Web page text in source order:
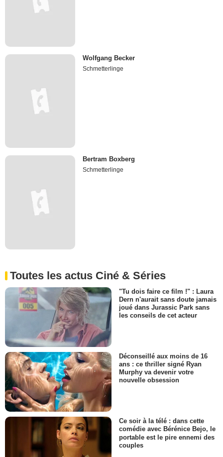
Wolfgang Becker
Schmetterlinge
Bertram Boxberg
Schmetterlinge
Toutes les actus Ciné & Séries
"Tu dois faire ce film !" : Laura
Dern n'aurait sans doute jamais
joué dans Jurassic Park sans
les conseils de cet acteur
Déconseillé aux moins de 16
ans : ce thriller signé Ryan
Murphy va devenir votre
nouvelle obsession
Ce soir à la télé : dans cette
comédie avec Bérénice Bejo, le
portable est le pire ennemi des
couples